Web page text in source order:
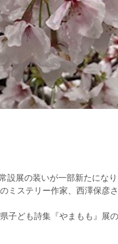
展の装いが一部新たになり
ミステリー作家、西澤保彦
ども詩集『やまもも』展の